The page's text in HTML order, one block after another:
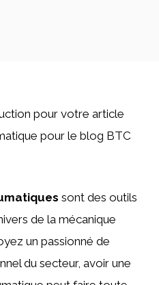
pour votre article
pour le blog BTC
sont des outils
de la mécanique
un passionné de
du secteur, avoir une